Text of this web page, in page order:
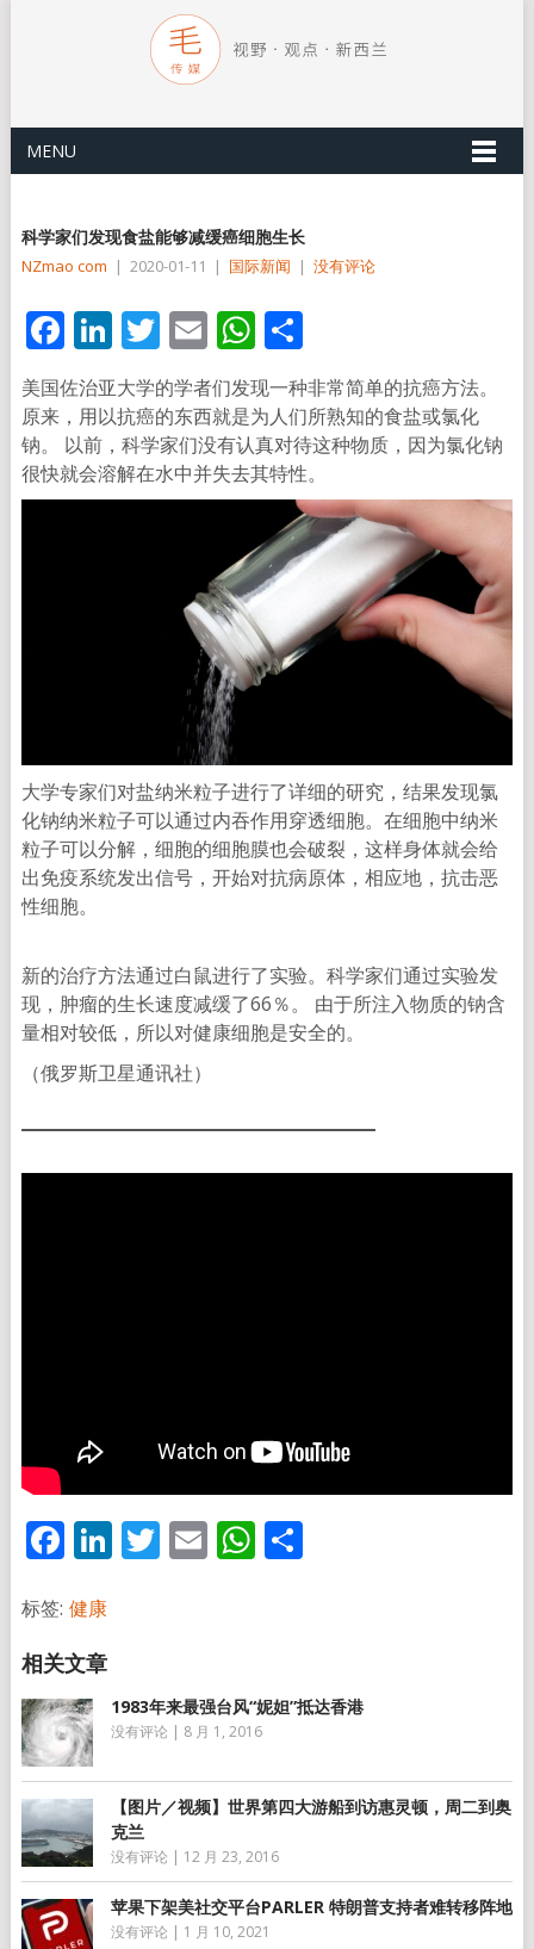
MENU
科学家们发现食盐能够减缓癌细胞生长
NZmao com | 2020-01-11 | 国际新闻 | 没有评论
Facebook
LinkedIn
Twitter
EmailWhatsApp
分
享
美国佐治亚大学的学者们发现一种非常简单的抗癌方法。
原来，用以抗癌的东西就是为人们所熟知的食盐或氯化
钠。 以前，科学家们没有认真对待这种物质，因为氯化钠
很快就会溶解在水中并失去其特性。
大学专家们对盐纳米粒子进行了详细的研究，结果发现氯
化钠纳米粒子可以通过内吞作用穿透细胞。在细胞中纳米
粒子可以分解，细胞的细胞膜也会破裂，这样身体就会给
出免疫系统发出信号，开始对抗病原体，相应地，抗击恶
性细胞。
新的治疗方法通过白鼠进行了实验。科学家们通过实验发
现，肿瘤的生长速度减缓了66％。 由于所注入物质的钠含
量相对较低，所以对健康细胞是安全的。
（俄罗斯卫星通讯社）
Facebook
LinkedIn
Twitter
EmailWhatsApp
分
标签: 健康
1983年来最强台风“妮妲”抵达香港
没有评论 | 8 月 1, 2016
【图片／视频】世界第四大游船到访惠灵顿，周二到奥
克兰
没有评论 | 12 月 23, 2016
苹果下架美社交平台PARLER 特朗普支持者难转移阵地
没有评论 | 1 月 10, 2021